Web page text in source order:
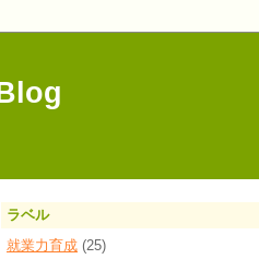
ラベル
就業力育成 (25)